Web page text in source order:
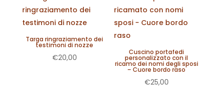
Targa ringraziamento dei
testimoni di nozze
€20,00
Cuscino portafedi
personalizzato con il
ricamo dei nomi degli sposi
– Cuore bordo raso
€25,00